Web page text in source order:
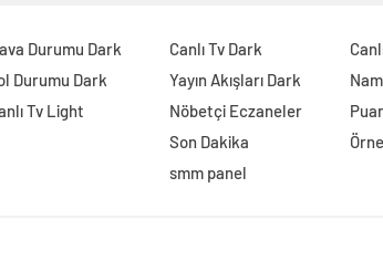
Durumu Dark
Durumu Dark
Tv Light
Canlı Tv Dark
Yayın Akışları Dark
Nöbetçi Eczaneler
Son Dakika
smm panel